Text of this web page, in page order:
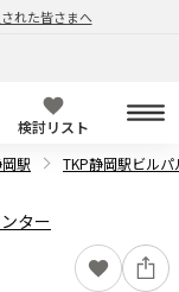
れた皆さまへ
検討リスト
駅 TKP静岡駅ビル
ター